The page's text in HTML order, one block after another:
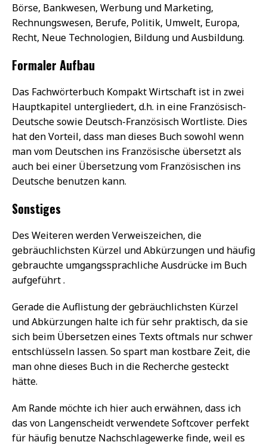
Börse, Bankwesen, Werbung und Marketing,
Rechnungswesen, Berufe, Politik, Umwelt, Europa,
Recht, Neue Technologien, Bildung und Ausbildung.
Formaler Aufbau
Das Fachwörterbuch Kompakt Wirtschaft ist in zwei
Hauptkapitel untergliedert, d.h. in eine Französisch-
Deutsche sowie Deutsch-Französisch Wortliste. Dies
hat den Vorteil, dass man dieses Buch sowohl wenn
man vom Deutschen ins Französische übersetzt als
auch bei einer Übersetzung vom Französischen ins
Deutsche benutzen kann.
Sonstiges
Des Weiteren werden Verweiszeichen, die
gebräuchlichsten Kürzel und Abkürzungen und häufig
gebrauchte umgangssprachliche Ausdrücke im Buch
aufgeführt .
Gerade die Auflistung der gebräuchlichsten Kürzel
und Abkürzungen halte ich für sehr praktisch, da sie
sich beim Übersetzen eines Texts oftmals nur schwer
entschlüsseln lassen. So spart man kostbare Zeit, die
man ohne dieses Buch in die Recherche gesteckt
hätte.
Am Rande möchte ich hier auch erwähnen, dass ich
das von Langenscheidt verwendete Softcover perfekt
für häufig benutze Nachschlagewerke finde, weil es